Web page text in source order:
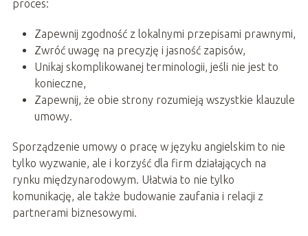
proces:
Zapewnij zgodność z lokalnymi przepisami prawnymi,
Zwróć uwagę na precyzję i jasność zapisów,
Unikaj skomplikowanej terminologii, jeśli nie jest to
konieczne,
Zapewnij, że obie strony rozumieją wszystkie klauzule
umowy.
Sporządzenie umowy o pracę w języku angielskim to nie
tylko wyzwanie, ale i korzyść dla firm działających na
rynku międzynarodowym. Ułatwia to nie tylko
komunikację, ale także budowanie zaufania i relacji z
partnerami biznesowymi.